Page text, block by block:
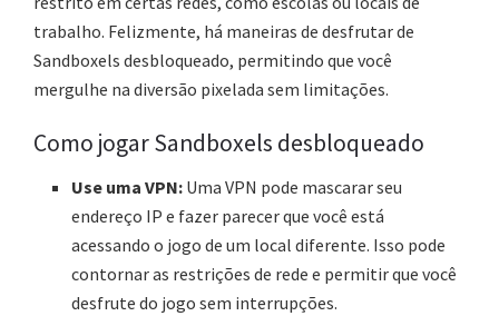
trabalho. Felizmente, há maneiras de desfrutar de
Sandboxels desbloqueado, permitindo que você
mergulhe na diversão pixelada sem limitações.
Como jogar Sandboxels desbloqueado
Use uma VPN: Uma VPN pode mascarar seu
endereço IP e fazer parecer que você está
acessando o jogo de um local diferente. Isso pode
contornar as restrições de rede e permitir que você
desfrute do jogo sem interrupções.